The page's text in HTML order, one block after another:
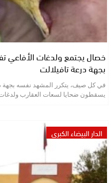
خصال يجتمع ولدغات
بجهة درعة تافيلالت
في كل صيف، يتكرر المشهد نفسه بجهة
يسقطون ضحايا لسعات العقارب
الدار البيضاء الكبرى